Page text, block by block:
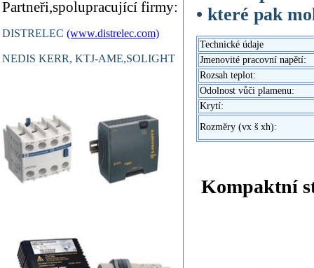
Partneři,spolupracující firmy:
DISTRELEC (www.distrelec.com)
NEDIS KERR, KTJ-AME,SOLIGHT
• které pak
Technické údaje
Jmenovité pracovní napětí:
Rozsah teplot:
Odolnost vůči plamenu:
Krytí:
Rozměry (vx š xh):
Kompaktní